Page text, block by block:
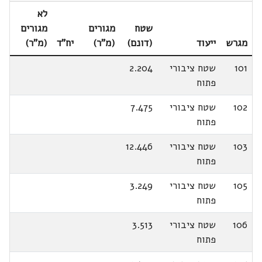
מגרש ייעוד
שטח
(דונם)
מגורים
(מ"ר)
יח"ד
לא
מגורים
(מ"ר)
101
שטח ציבורי
פתוח
2.204
102
שטח ציבורי
פתוח
7.475
103
שטח ציבורי
פתוח
12.446
105
שטח ציבורי
פתוח
3.249
106
שטח ציבורי
פתוח
3.513